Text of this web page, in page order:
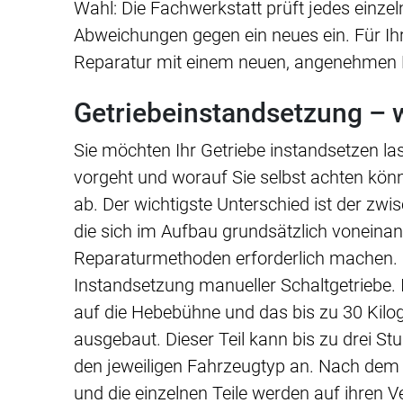
Wahl: Die Fachwerkstatt prüft jedes
Abweichungen gegen ein neues ein. Für
Reparatur mit einem neuen, angenehmen
Getriebeinstandsetzung –
Sie möchten Ihr Getriebe instandsetzen
vorgeht und worauf Sie selbst achten
ab. Der wichtigste Unterschied ist der
die sich im Aufbau grundsätzlich
Reparaturmethoden erforderlich
Instandsetzung manueller
auf die Hebebühne und das bis zu 30
ausgebaut. Dieser Teil kann bis zu drei
den jeweiligen Fahrzeugtyp an. Nach
und die einzelnen Teile werden auf ihren